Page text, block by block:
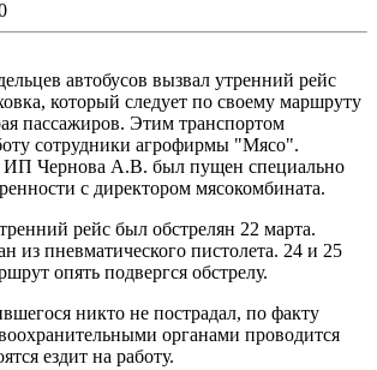
автобусов вызвал утренний рейс
который следует по своему маршруту
пассажиров. Этим транспортом
сотрудники агрофирмы "Мясо".
ИП Чернова А.В. был пущен специально
с директором мясокомбината.
рейс был обстрелян 22 марта.
из пневматического пистолета. 24 и 25
опять подвергся обстрелу.
никто не пострадал, по факту
органами проводится
ездит на работу.